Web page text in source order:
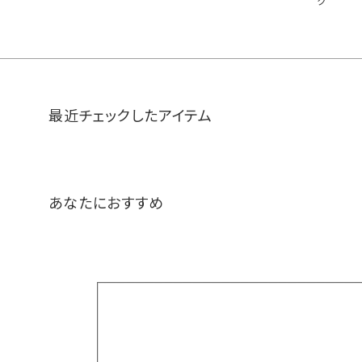
ク
最近チェックしたアイテム
あなたにおすすめ